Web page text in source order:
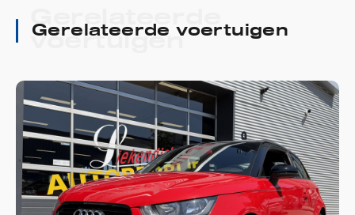
Gerelateerde voertuigen
Gerelateerde
voertuigen